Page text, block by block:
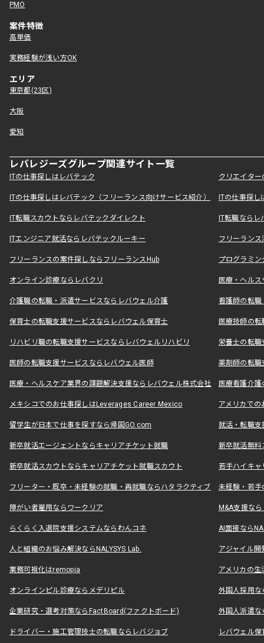
PMO
案件特徴
高単価
実務経験が浅い方OK
エリア
東京都(23区)
大阪
愛知
レバレジーズグループ関連サイト一覧
ITの仕事探しはレバテック クリエイタ
ITの仕事探しはレバテック（フリーランス向けサービス紹介） ITの仕事探
IT転職スカウトならレバテックダイレクト IT転職なら
ITエンジニア就活ならレバテックルーキー フリーラン
フリーランスの案件探しならフリーランスHub プログラミ
オンライン診療ならレバクリ 医療・ヘル
介護職の転職・派遣サービスならレバウェル介護 看護師の転
保育士の転職支援サービスならレバウェル保育士 医療技師の
リハビリ職の転職支援サービスならレバウェルリハビリ 栄養士の転
医師の転職支援サービスならレバウェル医師 薬剤師の転
医療・ヘルスケア業界の課題解決支援ならレバウェル株式会社 医療看護介
メキシコでのお仕事探しはLeverages Career Mexico アメリカで
留学生が日本で仕事を探すなら帰国GO.com 就活・転職
新卒就活エージェントならキャリアチケット就職 新卒就活無料
新卒就活スカウトならキャリアチケット就職スカウト 若手ハイキ
フリーター・既卒・未経験の就職・再就職ならハタラクティブ 未経験・若手
障がい者雇用ならワークリア M&A支援な
らくらく入退院支援システムならわんコネ AI面接なら
人と組織のお悩み解決ならNALYSYS Lab. アジャイル
業務可視化はremopia アメリカの
オンラインピル診療ならメデリピル 外国人採用
企業研究・選考対策ならFactBoard(ファクトボード) 外国人派遣な
ドライバー・施工管理技士の転職ならレバジョブ レバウェル